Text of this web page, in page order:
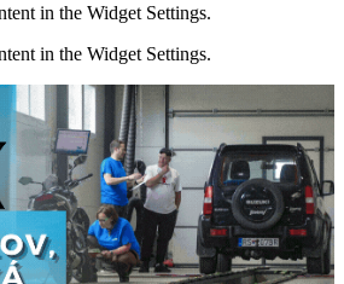
in the Widget Settings.
in the Widget Settings.